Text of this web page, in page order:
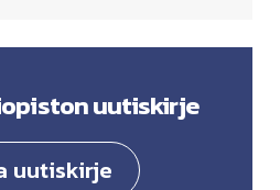
uutiskirje
uutiskirje